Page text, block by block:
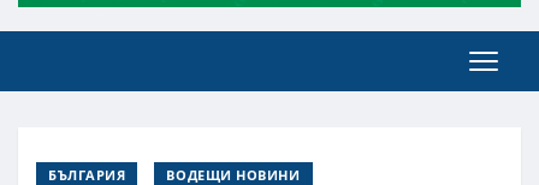
БЪЛГАРИЯ ВОДЕЩИ НОВИНИ